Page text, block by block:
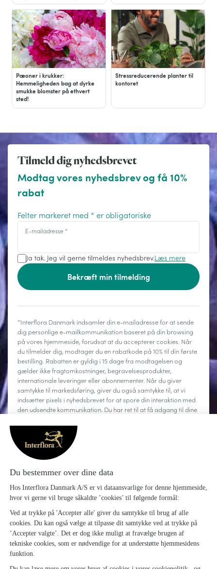
Pæoner i krukker:
Hemmeligheden bag at dyrke
smukke blomster på ethvert
sted!
Stressreducerende planter til
kontoret
Tilmeld dig nyhedsbrevet
Modtag vores nyhedsbrev og få 10%
rabat
Felter markeret med * er obligatoriske
E-mailadresse *
Ja tak. Jeg vil gerne tilmeldes nyhedsbrev.Læs mere
Bekræft min tilmelding
*Interflora Danmark indsamler din e-mailadresse for at sende
dig personlige e-mailkommunikation baseret på din browsing
på vores hjemmeside, forudsat at du accepterer cookies. Når
du tilmelder dig, modtager du en rabatkode på 10% til din første
bestilling. Rabatten er gyldig i 15 dage fra modtagelsen og
gælder ikke fragtomkostninger, begravelsesprodukter,
internationale leveringer eller abonnementer. Når du giver
samtykke til markedsføring, giver du også samtykke til, at vi
indsætter pixels i nyhedsbrevet for at spore din interaktion med
den udsendte kommunikation. Du har ret til at få adgang til dine
behandlingen og gøre brug af din ret til dataportabilitet. Du kan
til enhver tid afmelde dig.
Om Interflora
Sig det med blomster